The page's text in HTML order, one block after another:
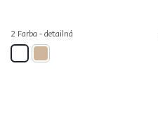
2 Farba - detailná